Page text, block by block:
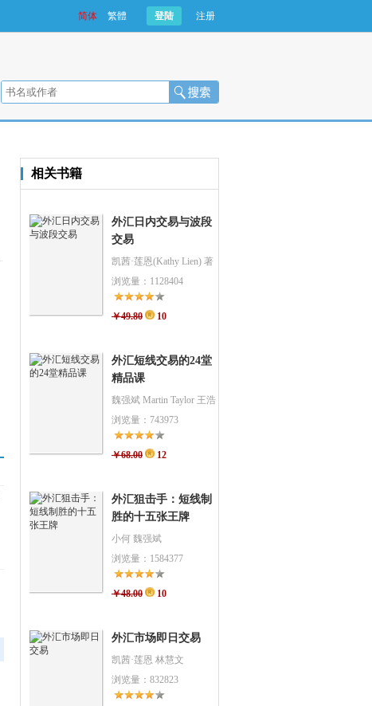
简体 繁體 登陆 注册
相关书籍
外汇日内交易与波段
交易
凯茜·莲恩(Kathy Lien) 著
魏强斌 文子 译
浏览量：1128404
￥49.80 10
外汇短线交易的24堂
精品课
魏强斌 Martin Taylor 王浩
bull
浏览量：743973
￥68.00 12
外汇狙击手：短线制
胜的十五张王牌
小何 魏强斌
浏览量：1584377
￥48.00 10
外汇市场即日交易
凯茜·莲恩 林慧文
浏览量：832823